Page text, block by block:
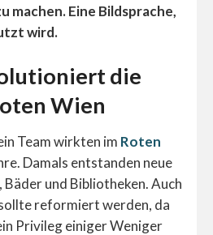
machen. Eine Bildsprache,
wird.
die
Wien
Team wirkten im Roten
Damals entstanden neue
Bäder und Bibliotheken. Auch
reformiert werden, da
Privileg einiger Weniger